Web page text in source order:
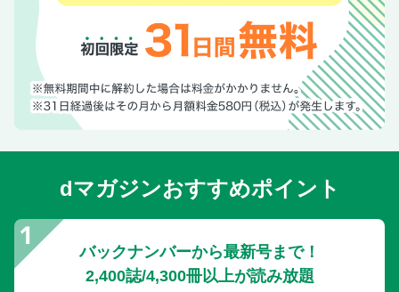
dマガジンおすすめポイント
バックナンバーから最新号まで！
2,400誌/4,300冊以上が読み放題